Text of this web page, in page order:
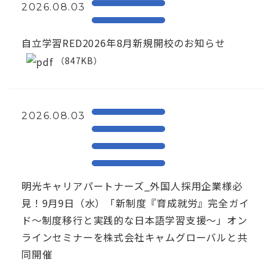
2026.08.03
自立学習RED2026年8月新規開校のお知らせ
（847KB）
2026.08.03
明光キャリアパートナーズ_外国人採用企業様必
見！9月9日（水）「新制度『育成就労』完全ガイ
ド～制度移行と実践的な日本語学習支援～」オン
ラインセミナーを株式会社キャムグローバルと共
同開催